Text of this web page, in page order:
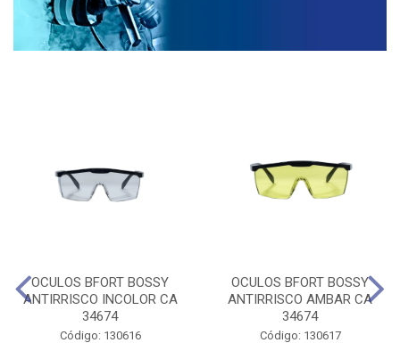
OCULOS BFORT BOSSY
ANTIRRISCO INCOLOR CA
34674
Código: 130616
OCULOS BFORT BOSSY
ANTIRRISCO AMBAR CA
34674
Código: 130617